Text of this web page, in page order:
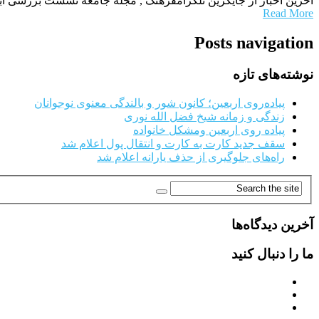
Read More
Posts navigation
نوشته‌های تازه
پیاده‌روی اربعین؛ کانون شور و بالندگی معنوی نوجوانان
زندگی و زمانه شیخ فضل الله نوری
پیاده روی اربعین ومشکل خانواده
سقف جدید کارت به کارت و انتقال پول اعلام شد
راه‌های جلوگیری از حذف یارانه اعلام شد
آخرین دیدگاه‌ها
ما را دنبال کنید